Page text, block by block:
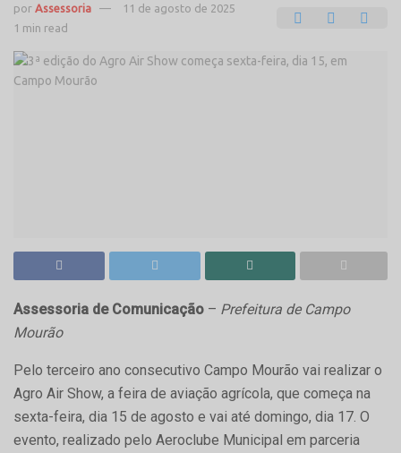
por Assessoria
11 de agosto de 2025
1 min read
Assessoria de Comunicação – Prefeitura de Campo
Mourão
Pelo terceiro ano consecutivo Campo Mourão vai realizar o
Agro Air Show, a feira de aviação agrícola, que começa na
sexta-feira, dia 15 de agosto e vai até domingo, dia 17. O
evento, realizado pelo Aeroclube Municipal em parceria